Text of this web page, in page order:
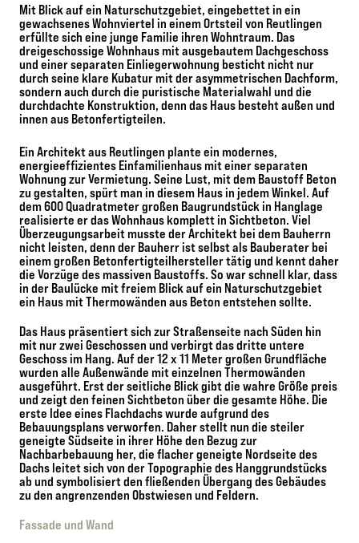
Mit Blick auf ein Naturschutzgebiet, eingebettet in ein
gewachsenes Wohnviertel in einem Ortsteil von Reutlingen
erfüllte sich eine junge Familie ihren Wohntraum. Das
dreigeschossige Wohnhaus mit ausgebautem Dachgeschoss
und einer separaten Einliegerwohnung besticht nicht nur
durch seine klare Kubatur mit der asymmetrischen Dachform,
sondern auch durch die puristische Materialwahl und die
durchdachte Konstruktion, denn das Haus besteht außen und
innen aus Betonfertigteilen.
Ein Architekt aus Reutlingen plante ein modernes,
energieeffizientes Einfamilienhaus mit einer separaten
Wohnung zur Vermietung. Seine Lust, mit dem Baustoff Beton
zu gestalten, spürt man in diesem Haus in jedem Winkel. Auf
dem 600 Quadratmeter großen Baugrundstück in Hanglage
realisierte er das Wohnhaus komplett in Sichtbeton. Viel
Überzeugungsarbeit musste der Architekt bei dem Bauherrn
nicht leisten, denn der Bauherr ist selbst als Bauberater bei
einem großen Betonfertigteilhersteller tätig und kennt daher
die Vorzüge des massiven Baustoffs. So war schnell klar, dass
in der Baulücke mit freiem Blick auf ein Naturschutzgebiet
ein Haus mit Thermowänden aus Beton entstehen sollte.
Das Haus präsentiert sich zur Straßenseite nach Süden hin
mit nur zwei Geschossen und verbirgt das dritte untere
Geschoss im Hang. Auf der 12 x 11 Meter großen Grundfläche
wurden alle Außenwände mit einzelnen Thermowänden
ausgeführt. Erst der seitliche Blick gibt die wahre Größe preis
und zeigt den feinen Sichtbeton über die gesamte Höhe. Die
erste Idee eines Flachdachs wurde aufgrund des
Bebauungsplans verworfen. Daher stellt nun die steiler
geneigte Südseite in ihrer Höhe den Bezug zur
Nachbarbebauung her, die flacher geneigte Nordseite des
Dachs leitet sich von der Topographie des Hanggrundstücks
ab und symbolisiert den fließenden Übergang des Gebäudes
zu den angrenzenden Obstwiesen und Feldern.
Fassade und Wand